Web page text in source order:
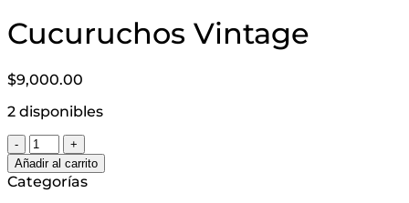
Cucuruchos Vintage
$9,000.00
2 disponibles
Cucuruchos
Vintage
cantidad
Añadir al carrito
Categorías